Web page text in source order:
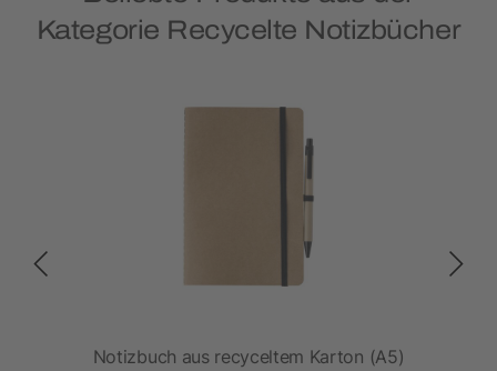
Kategorie Recycelte Notizbücher
Notizbuch aus recyceltem Karton (A5)